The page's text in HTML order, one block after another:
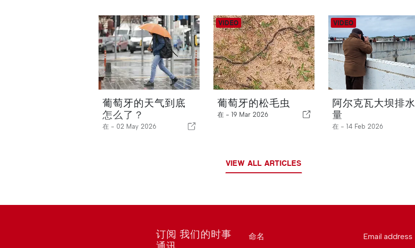
葡萄牙的天气到底
怎么了？
在 - 02 May 2026
葡萄牙的松毛虫
在 -19 Mar 2026
阿尔克瓦大坝排水
量
在 - 14 Feb 2026
VIEW ALL ARTICLES
订阅 我们的时事
命名 Email address